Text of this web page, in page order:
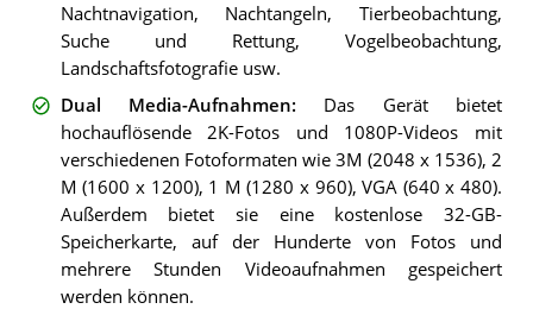
Nachtnavigation, Nachtangeln, Tierbeobachtung,
Suche und Rettung, Vogelbeobachtung,
Landschaftsfotografie usw.
Dual Media-Aufnahmen: Das Gerät bietet
hochauflösende 2K-Fotos und 1080P-Videos mit
verschiedenen Fotoformaten wie 3M (2048 x 1536), 2
M (1600 x 1200), 1 M (1280 x 960), VGA (640 x 480).
Außerdem bietet sie eine kostenlose 32-GB-
Speicherkarte, auf der Hunderte von Fotos und
mehrere Stunden Videoaufnahmen gespeichert
werden können.